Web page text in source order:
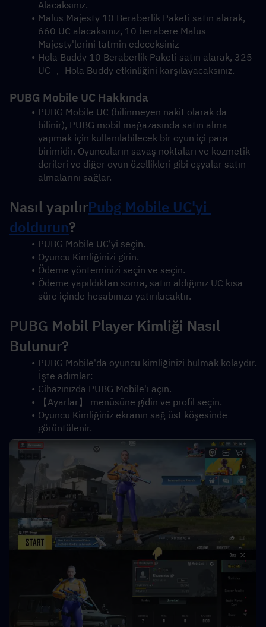
Alacaksınız.
Malus Majesty 10 Beraberlik Paketi satın alarak,
660 UC alacaksınız, 10 berabere Malus
Majesty'lerini tatmin edeceksiniz
Hola Buddy 10 Beraberlik Paketi satın alarak, 325
UC ， Hola Buddy etkinliğini karşılayacaksınız.
PUBG Mobile UC Hakkında
PUBG Mobile UC (bilinmeyen nakit olarak da
bilinir), PUBG mobil mağazasında satın alma
yapmak için kullanılabilecek bir oyun içi para
birimidir. Oyuncuların savaş noktaları ve kozmetik
derileri ve diğer oyun özellikleri gibi eşyalar satın
almalarını sağlar.
Nasıl yapılırPubg Mobile UC'yi
doldurun?
PUBG Mobile UC'yi seçin.
Oyuncu Kimliğinizi girin.
Ödeme yönteminizi seçin ve seçin.
Ödeme yapıldıktan sonra, satın aldığınız UC kısa
süre içinde hesabınıza yatırılacaktır.
PUBG Mobil Player Kimliği Nasıl
Bulunur?
PUBG Mobile'da oyuncu kimliğinizi bulmak kolaydır.
İşte adımlar:
Cihazınızda PUBG Mobile'ı açın.
【Ayarlar】 menüsüne gidin ve profil seçin.
Oyuncu Kimliğiniz ekranın sağ üst köşesinde
görüntülenir.